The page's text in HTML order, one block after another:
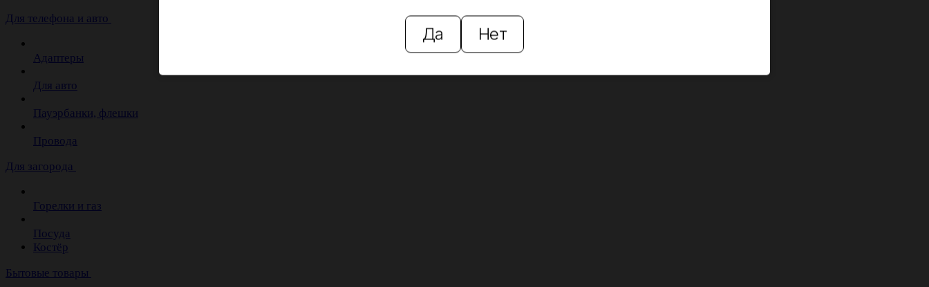
Для телефона и авто
Адаптеры
Для авто
Пауэрбанки, флешки
Провода
Для загорода
Горелки и газ
Посуда
Костёр
Бытовые товары
Да Нет